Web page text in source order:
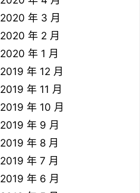
2020 年 3 月
2020 年 2 月
2020 年 1 月
2019 年 12 月
2019 年 11 月
2019 年 10 月
2019 年 9 月
2019 年 8 月
2019 年 7 月
2019 年 6 月